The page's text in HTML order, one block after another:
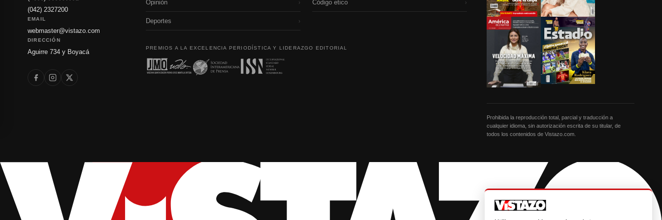
(042) 2327200
EMAIL
webmaster@vistazo.com
DIRECCIÓN
Aguirre 734 y Boyacá
Opinión ›
Deportes ›
Código etico ›
PREMIOS A LA EXCELENCIA PERIODÍSTICA Y LIDERAZGO EDITORIAL
Prohibida la reproducción total, parcial y traducción a
cualquier idioma, sin autorización escrita de su titular, de
todos los contenidos de Vistazo.com.